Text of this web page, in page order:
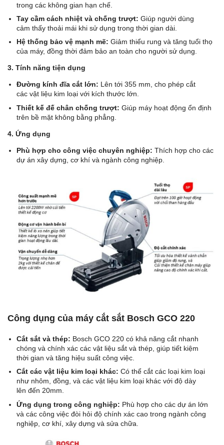
trong các không gian hạn chế.
Tay cầm cách nhiệt và chống trượt: Giúp người dùng
cảm thấy thoải mái khi sử dụng trong thời gian dài.
Hệ thống bảo vệ mạnh mẽ: Giảm thiểu rung và tăng tuổi thọ
của máy, đồng thời đảm bảo an toàn cho người sử dụng.
3. Tính năng tiện dụng
Đường kính đĩa cắt lớn: Lên tới 355 mm, cho phép cắt
các vật liệu kim loại với kích thước lớn.
Thiết kế đế chân chống trượt: Giúp máy hoạt động ổn định
trên bề mặt không bằng phẳng.
4. Ứng dụng
Phù hợp cho công việc chuyên nghiệp: Thích hợp cho các
dự án xây dựng, cơ khí và ngành công nghiệp.
Công dụng của máy cắt sắt Bosch GCO 220
Cắt sắt và thép: Bosch GCO 220 có khả năng cắt nhanh
chóng và chính xác các vật liệu sắt và thép, giúp tiết kiệm
thời gian và tăng hiệu suất công việc.
Cắt các vật liệu kim loại khác: Có thể cắt các loại kim loại
như nhôm, đồng, và các vật liệu kim loại khác với độ dày
lên đến 20mm.
Ứng dụng trong công nghiệp: Phù hợp cho các dự án lớn
và các công việc đòi hỏi độ chính xác cao trong ngành công
nghiệp, cơ khí, xây dựng và sửa chữa.